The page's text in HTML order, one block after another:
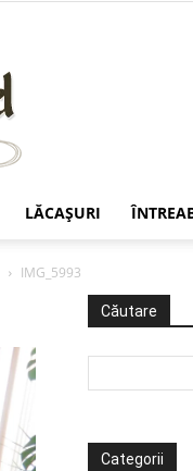
LĂCAŞURI
IMG_5993
Căutare
Categorii